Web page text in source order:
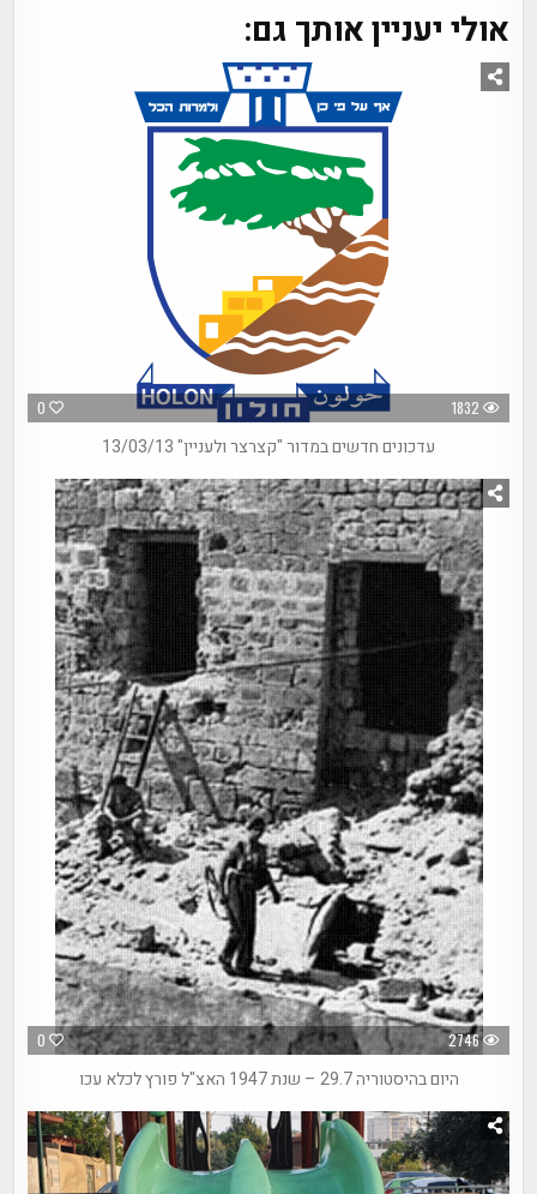
אולי יעניין אותך גם:
0 1832
עדכונים חדשים במדור "קצרצר ולעניין" 13/03/13
0 2746
היום בהיסטוריה 29.7 – שנת 1947 האצ"ל פורץ לכלא עכו